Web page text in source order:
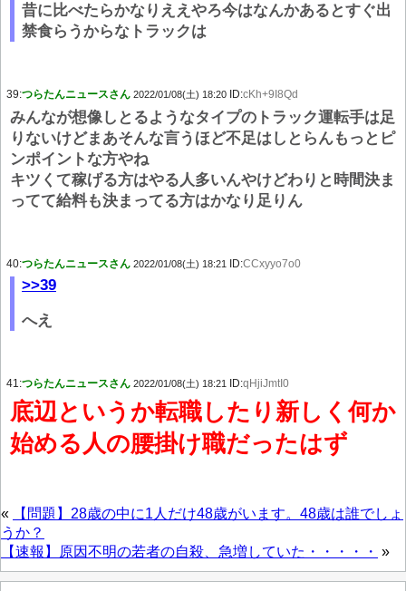
昔に比べたらかなりええやろ今はなんかあるとすぐ出
禁食らうからなトラックは
39:つらたんニュースさん 2022/01/08(土) 18:20 ID:cKh+9I8Qd
みんなが想像しとるようなタイプのトラック運転手は足
りないけどまあそんな言うほど不足はしとらんもっとピ
ンポイントな方やね
キツくて稼げる方はやる人多いんやけどわりと時間決ま
ってて給料も決まってる方はかなり足りん
40:つらたんニュースさん 2022/01/08(土) 18:21 ID:CCxyyo7o0
>>39
へえ
41:つらたんニュースさん 2022/01/08(土) 18:21 ID:qHjiJmtI0
底辺というか転職したり新しく何か
始める人の腰掛け職だったはず
«
【問題】28歳の中に1人だけ48歳がいます。48歳は誰でしょ
うか？
【速報】原因不明の若者の自殺、急増していた・・・・・ »